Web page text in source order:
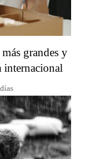
grandes y
internacional